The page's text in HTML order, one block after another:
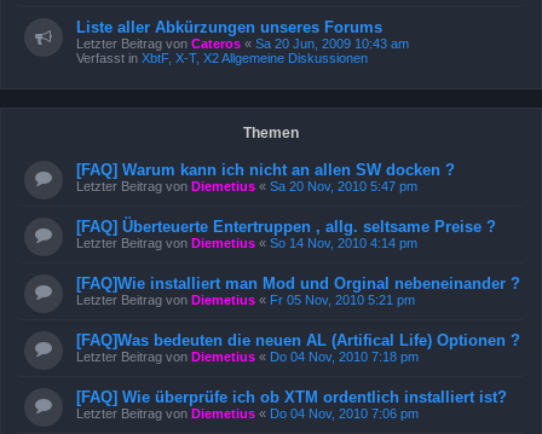
Liste aller Abkürzungen unseres Forums
Letzter Beitrag von Cateros « Sa 20 Jun, 2009 10:43 am
Verfasst in XbtF, X-T, X2 Allgemeine Diskussionen
Themen
[FAQ] Warum kann ich nicht an allen SW docken ?
Letzter Beitrag von Diemetius « Sa 20 Nov, 2010 5:47 pm
[FAQ] Überteuerte Entertruppen , allg. seltsame Preise ?
Letzter Beitrag von Diemetius « So 14 Nov, 2010 4:14 pm
[FAQ]Wie installiert man Mod und Orginal nebeneinander ?
Letzter Beitrag von Diemetius « Fr 05 Nov, 2010 5:21 pm
[FAQ]Was bedeuten die neuen AL (Artifical Life) Optionen ?
Letzter Beitrag von Diemetius « Do 04 Nov, 2010 7:18 pm
[FAQ] Wie überprüfe ich ob XTM ordentlich installiert ist?
Letzter Beitrag von Diemetius « Do 04 Nov, 2010 7:06 pm